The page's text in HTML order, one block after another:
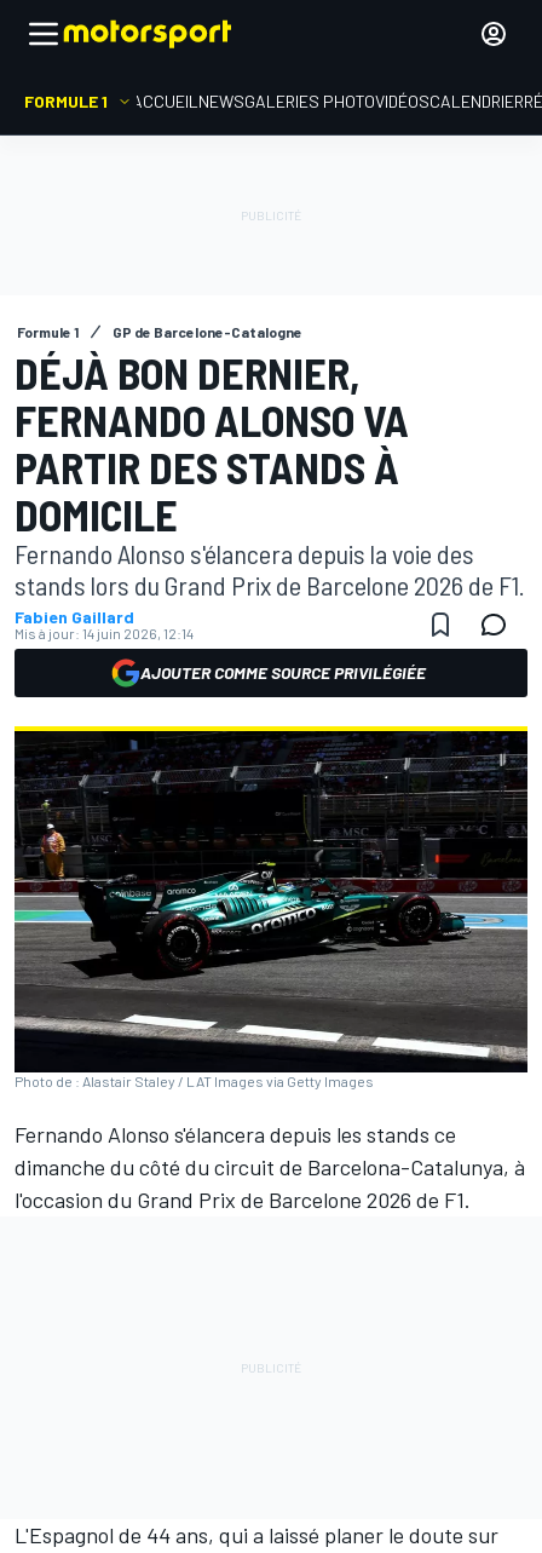
FORMULE 1 ACCUEIL NEWSGALERIES PHOTOVIDÉOSCALENDRIER
Formule 1 GP de Barcelone-Catalogne
DÉJÀ BON DERNIER,
FERNANDO ALONSO VA
PARTIR DES STANDS À
DOMICILE
Fernando Alonso s'élancera depuis la voie des
stands lors du Grand Prix de Barcelone 2026 de F1.
Fabien Gaillard
Mis à jour: 14 juin 2026, 12:14
AJOUTER COMME SOURCE PRIVILÉGIÉE
Photo de : Alastair Staley / LAT Images via Getty Images
Fernando Alonso s'élancera depuis les stands ce
dimanche du côté du circuit de Barcelona-Catalunya, à
l'occasion du Grand Prix de Barcelone 2026 de F1.
L'Espagnol de 44 ans, qui a laissé planer le doute sur